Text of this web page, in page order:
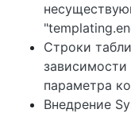
Строки
зависимости
параметра
Внедрение